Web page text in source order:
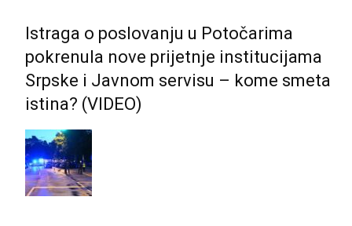
Istraga o poslovanju u Potočarima
pokrenula nove prijetnje institucijama
Srpske i Јavnom servisu – kome smeta
istina? (VIDEO)